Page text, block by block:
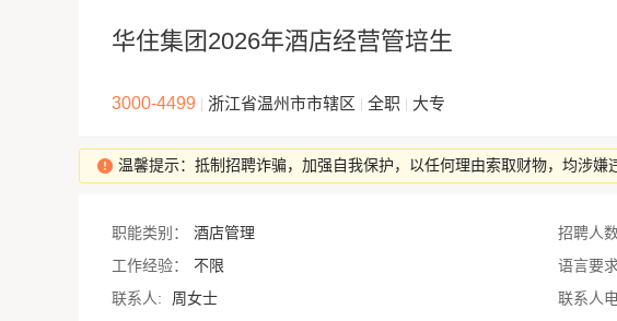
华住集团2026年酒店经营管培生
3000-4499 浙江省温州市市辖区 全职 大专
温馨提示：抵制招聘诈骗，加强自我保护，以任何理由索取财物，均涉嫌
职能类别： 酒店管理 招聘人数
工作经验：
不限 语言要求
联系人:
周女士 联系人